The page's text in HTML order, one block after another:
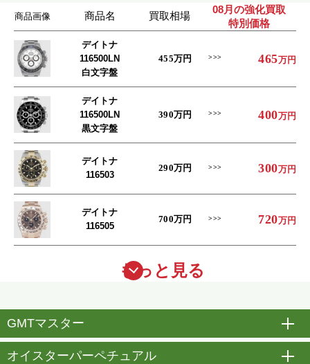
商品画像 商品名 買取相場
08月の強化買取
特別価格
デイトナ
116500LN
白文字盤
455万円 465万円
デイトナ
116500LN
黒文字盤
390万円 400万円
デイトナ
116503
290万円 300万円
デイトナ
116505
700万円 720万円
もっと見る
GMTマスター
オイスターパーペチュアル